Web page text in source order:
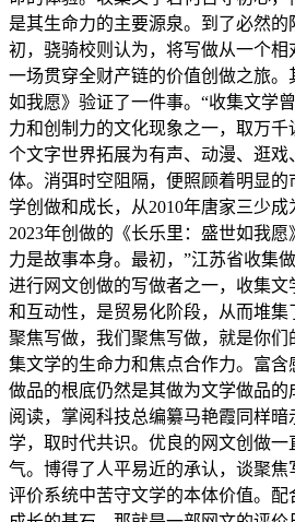
是其生命力的主要源泉。到了必然
初，骁骑校则认为，将写做从一个
一场贯穿全财产链的价值创做之旅。
如我愿》验证了一件事。“收集文学
力和创制力的文化现象之一，取万
个文字世界拓展为有声、动漫、逛戏
体。消弭时空阻隔，便照顾着明显
学创做和成长，从2010年唐家三少
2023年创做的《长乐里：盛世如我
力是故事本身。最初，”江苏省收集
进行网文创做的写做者之一，收集
和互动性，是贸易化阶段，从而堆集
聚焦写做，我们聚焦写做，就是你
集文学的生命力和焦点合作力。富
做品的根底仍然是其做为文学做品
阅读，掌阅科技总编纂马艳霞同样
学，取时代共识。优良的网文创做
气。博得了人平易近的承认，谈聚
评价系统中苦守文学的本体价值。